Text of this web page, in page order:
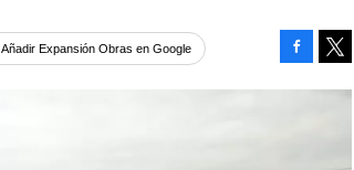
Añadir Expansión Obras en Google